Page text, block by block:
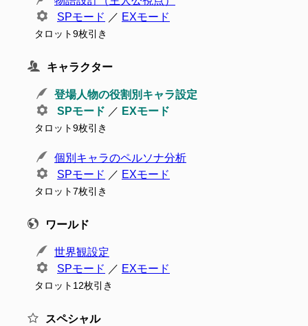
SPモード ／ EXモード
タロット9枚引き
キャラクター
登場人物の役割別キャラ設定
SPモード ／ EXモード
タロット9枚引き
個別キャラのペルソナ分析
SPモード ／ EXモード
タロット7枚引き
ワールド
世界観設定
SPモード ／ EXモード
タロット12枚引き
スペシャル